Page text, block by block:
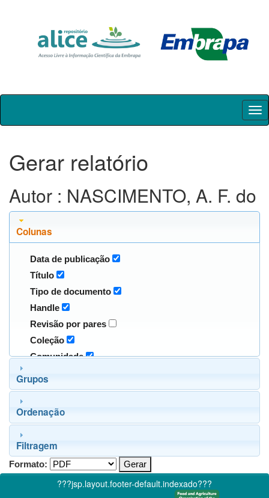
Skip
Gerar relatório
Autor : NASCIMENTO, A. F. do
Colunas
Data de publicação
Título
Tipo de documento
Handle
Revisão por pares
Coleção
Comunidade
Grupos
Ordenação
Filtragem
Formato:
???jsp.layout.footer-default.indexado???